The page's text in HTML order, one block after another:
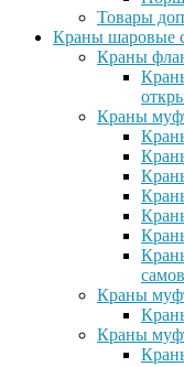
Товары
Краны шаровые
Краны
Краны
Краны
Краны